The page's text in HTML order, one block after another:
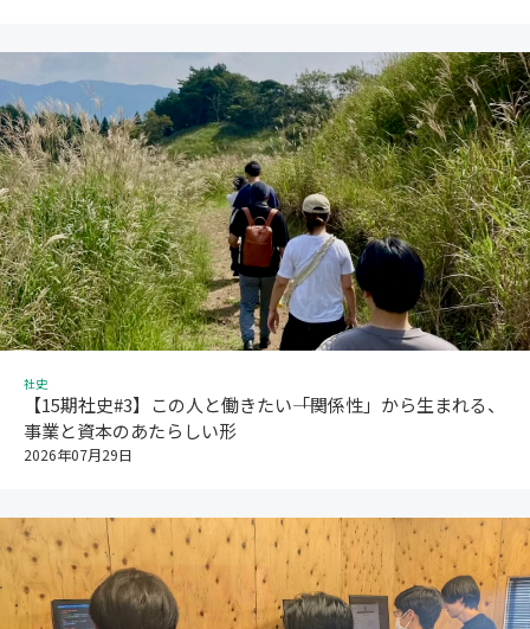
社史
【15期社史#3】この人と働きたい――「関係性」から生まれる、
事業と資本のあたらしい形
2026年07月29日